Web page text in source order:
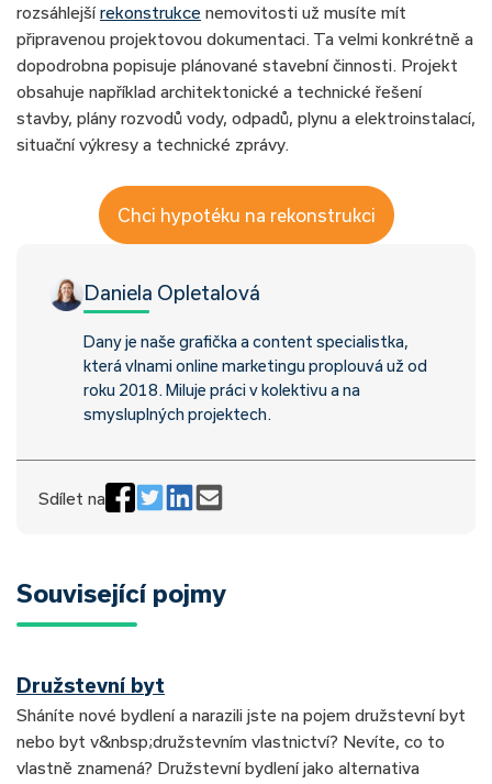
rozsáhlejší rekonstrukce nemovitosti už musíte mít
připravenou projektovou dokumentaci. Ta velmi konkrétně a
dopodrobna popisuje plánované stavební činnosti. Projekt
obsahuje například architektonické a technické řešení
stavby, plány rozvodů vody, odpadů, plynu a elektroinstalací,
situační výkresy a technické zprávy.
Chci hypotéku na rekonstrukci
Daniela Opletalová
Dany je naše grafička a content specialistka,
která vlnami online marketingu proplouvá už od
roku 2018. Miluje práci v kolektivu a na
smysluplných projektech.
Sdílet na
Související pojmy
Družstevní byt
Sháníte nové bydlení a narazili jste na pojem družstevní byt
nebo byt v&nbsp;družstevním vlastnictví? Nevíte, co to
vlastně znamená? Družstevní bydlení jako alternativa